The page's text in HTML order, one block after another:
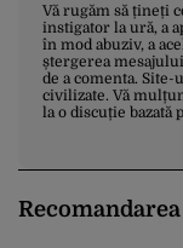
Vă rugăm să țineți
instigator la ură, a
în mod abuziv, a
ștergerea
de a comenta.
civilizate. Vă
la o discuție bazată